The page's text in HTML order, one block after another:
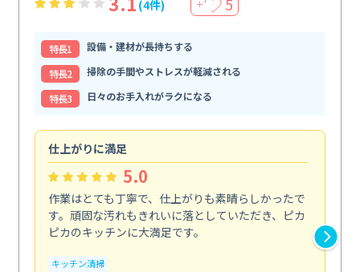
(4件) ＋ 5
特⻑1
設備・建材が長持ちする
特⻑2
掃除の手間やストレスが軽減される
特⻑3
日々のお手入れがラクになる
仕上がりに満足
5.0
作業はとても丁寧で、仕上がりも素晴らしかったで
す。頑固な汚れもきれいに落としていただき、ピカ
ピカのキッチンに大満足です。
キッチン清掃